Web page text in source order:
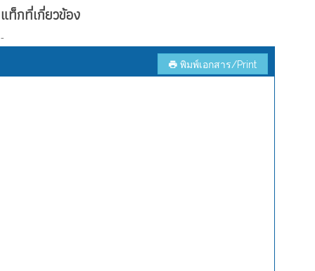
แท็กที่เกี่ยวข้อง
-
พิมพ์เอกสาร/Print